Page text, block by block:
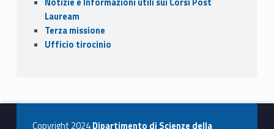
Lauream
Terza missione
Ufficio tirocinio
Copyright 2024Dipartimento di Scienze della